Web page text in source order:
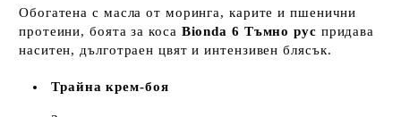
Обогатена с масла от моринга, карите и пшенични
протеини, боята за коса Bionda 6 Тъмно рус придава
наситен, дълготраен цвят и интензивен блясък.
Трайна крем-боя